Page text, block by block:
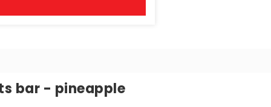
bar - pineapple